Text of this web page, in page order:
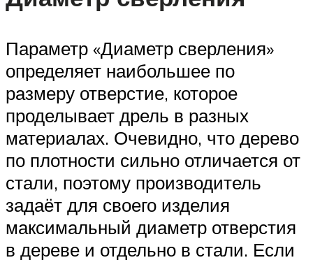
Параметр «Диаметр сверления»
определяет наибольшее по
размеру отверстие, которое
проделывает дрель в разных
материалах. Очевидно, что дерево
по плотности сильно отличается от
стали, поэтому производитель
задаёт для своего изделия
максимальный диаметр отверстия
в дереве и отдельно в стали. Если